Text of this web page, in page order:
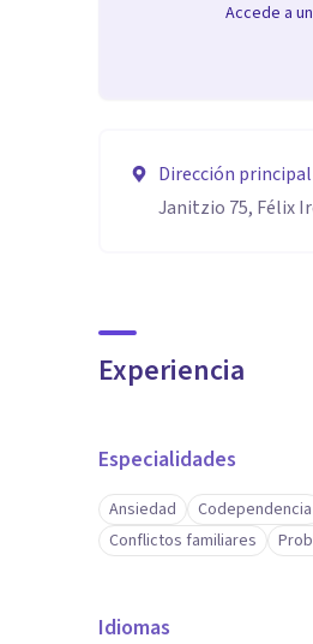
Accede a
Dirección principal
Janitzio 75, Félix
Experiencia
Especialidades
Ansiedad Codependencia
Conflictos familiares
Idiomas